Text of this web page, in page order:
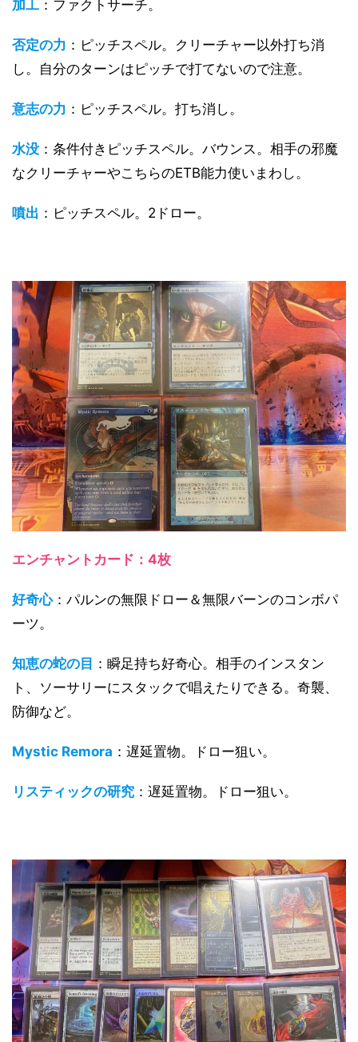
加工 ：ファクトサーチ。
否定の力 ：ピッチスペル。クリーチャー以外打ち消
し。自分のターンはピッチで打てないので注意。
意志の力 ：ピッチスペル。打ち消し。
水没 ：条件付きピッチスペル。バウンス。相手の邪魔
なクリーチャーやこちらのETB能力使いまわし。
噴出 ：ピッチスペル。2ドロー。
エンチャントカード：4枚
好奇心：パルンの無限ドロー＆無限バーンのコンボパ
ーツ。
知恵の蛇の目 ：瞬足持ち好奇心。相手のインスタン
ト、ソーサリーにスタックで唱えたりできる。奇襲、
防御など。
Mystic Remora ：遅延置物。ドロー狙い。
リスティックの研究 ：遅延置物。ドロー狙い。